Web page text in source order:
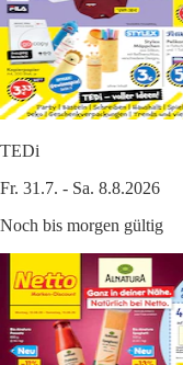
TEDi
Fr. 31.7. - Sa. 8.8.2026
Noch bis morgen gültig